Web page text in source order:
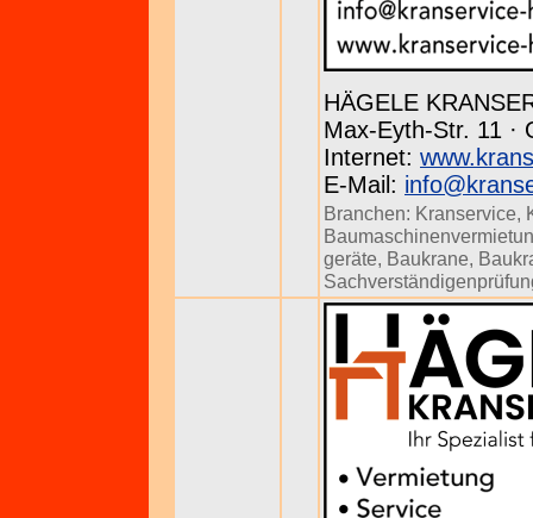
HÄGELE
Max-Eyth-Str. 11 ·
Internet:
E-Mail:
Branchen: Kranservice,
geräte, Baukrane,